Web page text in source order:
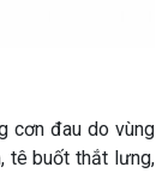
cơn đau do vùng
tê buốt thắt lưng,